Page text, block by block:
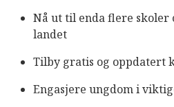
Når din bedrift bidrar, blir
fellesskap som tar aktivt
et opplyst, inkluderende
samfunn.
Nå ut til enda flere
landet
Tilby gratis og oppdatert
Engasjere ungdom i